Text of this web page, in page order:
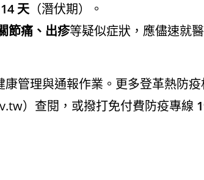
天（潛伏期）
。
節痛、出疹等疑似症狀，應儘速就
管理與通報作業 。更多登革熱防
）查閱，或撥打免付費防疫專線